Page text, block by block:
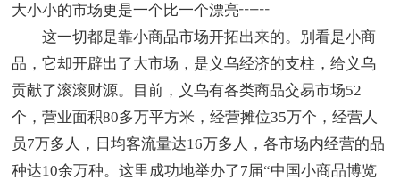
大小小的市场更是一个比一个漂亮┅┅
这一切都是靠小商品市场开拓出来的。别看是小商
品，它却开辟出了大市场，是义乌经济的支柱，给义乌
贡献了滚滚财源。目前，义乌有各类商品交易市场52
个，营业面积80多万平方米，经营摊位35万个，经营人
员7万多人，日均客流量达16万多人，各市场内经营的品
种达10余万种。这里成功地举办了7届“中国小商品博览